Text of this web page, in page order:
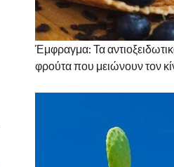
Έμφραγμα: Τα
φρούτα που μειώνουν τον